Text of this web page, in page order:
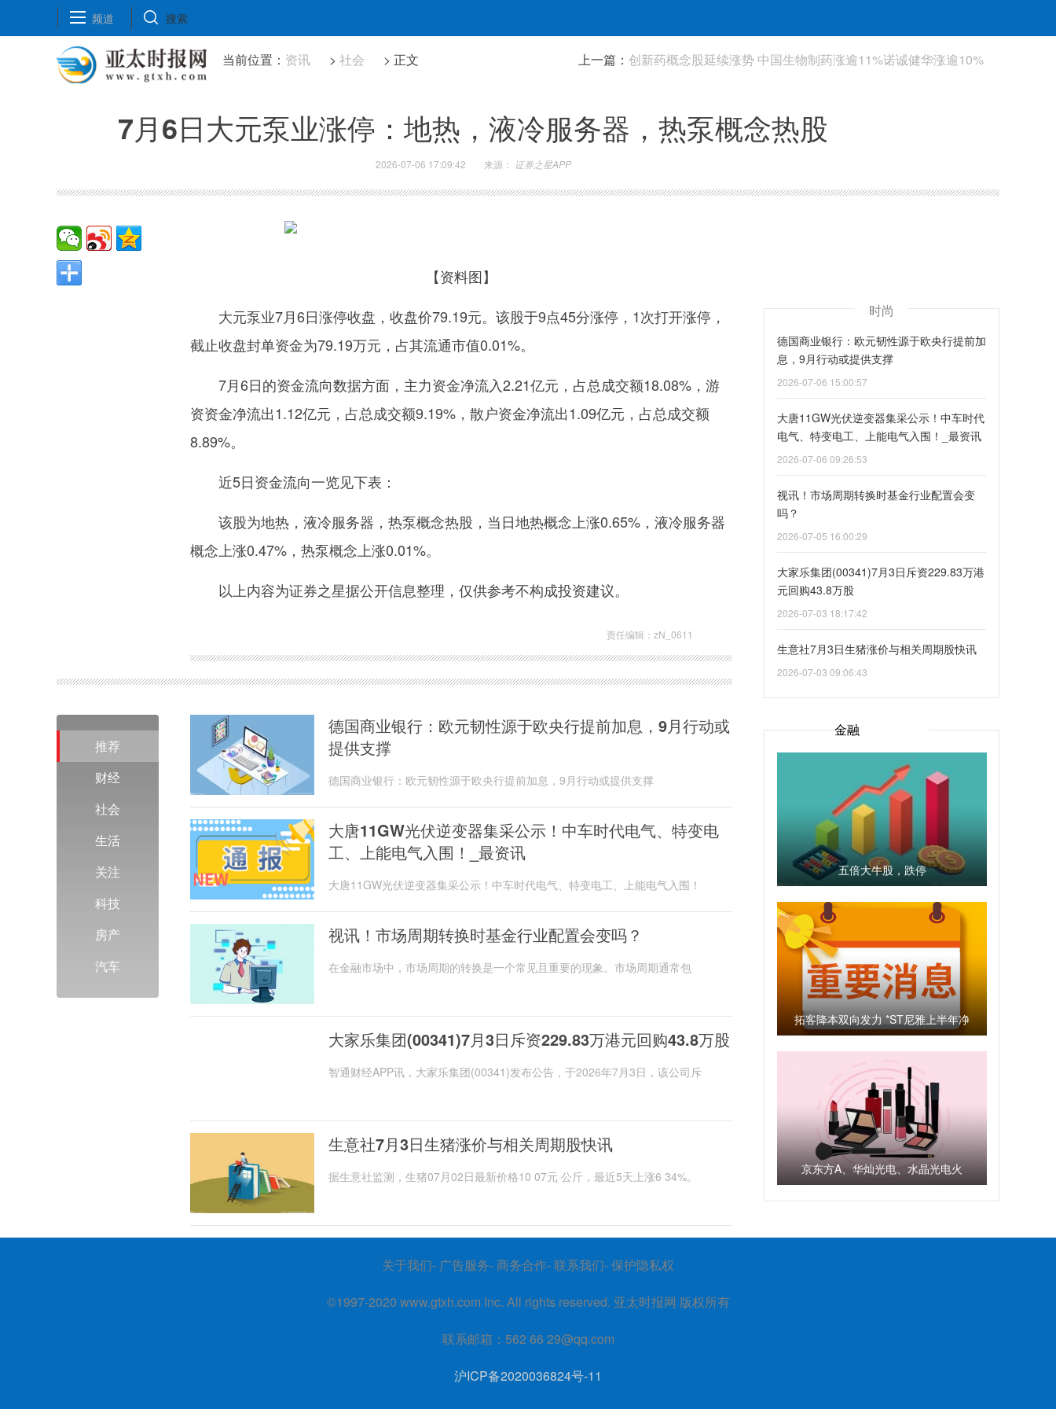
频道 搜索
上一篇： 创新药概念股延续涨势 中国生物制药涨逾11%诺诚健华涨逾10%
当前位置： 资讯 >社会 > 正文
7月6日大元泵业涨停：地热，液冷服务器，热泵概念热股
2026-07-06 17:09:42 来源： 证券之星APP
【资料图】
大元泵业7月6日涨停收盘，收盘价79.19元。该股于9点45分涨停，1次打开涨停，
截止收盘封单资金为79.19万元，占其流通市值0.01%。
7月6日的资金流向数据方面，主力资金净流入2.21亿元，占总成交额18.08%，游
资资金净流出1.12亿元，占总成交额9.19%，散户资金净流出1.09亿元，占总成交额
8.89%。
近5日资金流向一览见下表：
该股为地热，液冷服务器，热泵概念热股，当日地热概念上涨0.65%，液冷服务器
概念上涨0.47%，热泵概念上涨0.01%。
以上内容为证券之星据公开信息整理，仅供参考不构成投资建议。
责任编辑：zN_0611
推荐
财经
社会
生活
关注
科技
房产
汽车
德国商业银行：欧元韧性源于欧央行提前加息，9月行动或
提供支撑
德国商业银行：欧元韧性源于欧央行提前加息，9月行动或提供支撑
大唐11GW光伏逆变器集采公示！中车时代电气、特变电
工、上能电气入围！_最资讯
大唐11GW光伏逆变器集采公示！中车时代电气、特变电工、上能电气入围！
视讯！市场周期转换时基金行业配置会变吗？
在金融市场中，市场周期的转换是一个常见且重要的现象。市场周期通常包
大家乐集团(00341)7月3日斥资229.83万港元回购43.8万股
智通财经APP讯，大家乐集团(00341)发布公告，于2026年7月3日，该公司斥
生意社7月3日生猪涨价与相关周期股快讯
据生意社监测，生猪07月02日最新价格10 07元 公斤，最近5天上涨6 34%。
时尚
德国商业银行：欧元韧性源于欧央行提前加
息，9月行动或提供支撑
2026-07-06 15:00:57
大唐11GW光伏逆变器集采公示！中车时代
电气、特变电工、上能电气入围！_最资讯
2026-07-06 09:26:53
视讯！市场周期转换时基金行业配置会变
吗？
2026-07-05 16:00:29
大家乐集团(00341)7月3日斥资229.83万港
元回购43.8万股
2026-07-03 18:17:42
生意社7月3日生猪涨价与相关周期股快讯
2026-07-03 09:06:43
金融
五倍大牛股，跌停
拓客降本双向发力 *ST尼雅上半年净
京东方A、华灿光电、水晶光电火
关于我们- 广告服务- 商务合作- 联系我们- 保护隐私权
©1997-2020 www.gtxh.com Inc. All rights reserved. 亚太时报网 版权所有
联系邮箱：562 66 29@qq.com
沪ICP备2020036824号-11